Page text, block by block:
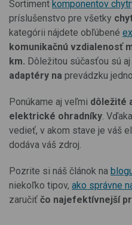
Sortiment komponentov
príslušenstvo pre všetky
kategórii nájdete obľúbené
komunikačnú vzdialenosť
km. Dôležitou súčasťou sú
adaptéry na prevádzku
Ponúkame aj veľmi dôležité
elektrické ohradníky .
vedieť, v akom stave je váš
dodáva váš zdroj.
Pozrite si náš článok na
niekoľko tipov, ako správne
zaručiť čo najefektívnejší